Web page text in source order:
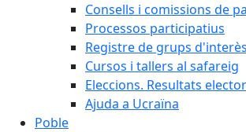
Consells i comissions de
Processos participatius
Registre de grups d'interès
Cursos i tallers al safareig
Eleccions. Resultats
Ajuda a Ucraïna
Poble